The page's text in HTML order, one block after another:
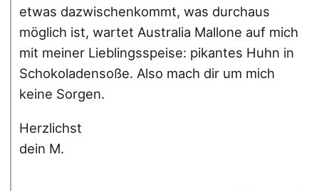
etwas dazwischenkommt, was durchaus
möglich ist, wartet Australia Mallone auf mich
mit meiner Lieblingsspeise: pikantes Huhn in
Schokoladensoße. Also mach dir um mich
keine Sorgen.
Herzlichst
dein M.